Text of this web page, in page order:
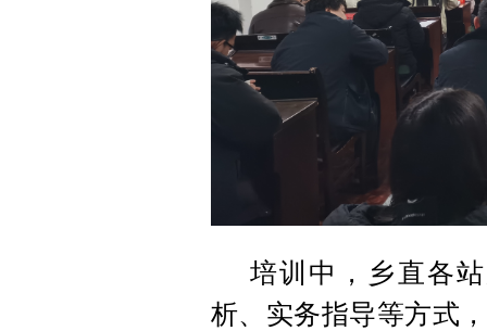
培训中，乡直各
析、实务指导等方式